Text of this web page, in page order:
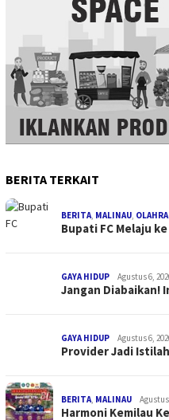
BERITA TERKAIT
BERITA, MALINAU,
Bupati FC Melaju
GAYA HIDUP Agustus 6,
Jangan Diabaikan!
GAYA HIDUP Agustus 6,
Provider Jadi
BERITA, MALINAU Agustus
Harmoni Kemilau